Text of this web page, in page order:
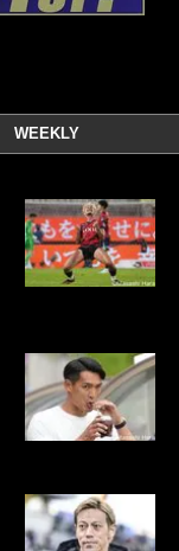
WEEKLY